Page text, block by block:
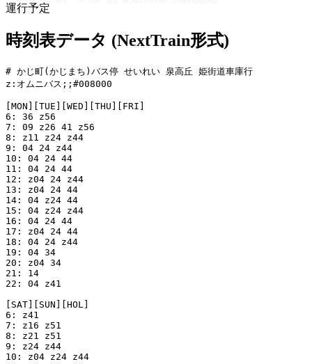
運行予定
時刻表データ (NextTrain形式)
# かじ町(かじまち)バス停 せいれい 泉高丘 姫街道車庫行
z:オムニバス;;#008000
[MON][TUE][WED][THU][FRI]
6: 36 z56
7: 09 z26 41 z56
8: z11 z24 z44
9: 04 24 z44
10: 04 24 44
11: 04 24 44
12: z04 24 z44
13: z04 24 44
14: 04 z24 44
15: 04 z24 z44
16: 04 24 44
17: z04 24 44
18: 04 24 z44
19: 04 34
20: z04 34
21: 14
22: 04 z41
[SAT][SUN][HOL]
6: z41
7: z16 z51
8: z21 z51
9: z24 z44
10: z04 z24 z44